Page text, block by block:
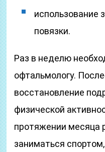
использование
повязки.
Раз в неделю
офтальмологу.
восстановление
физической
протяжении месяца
заниматься